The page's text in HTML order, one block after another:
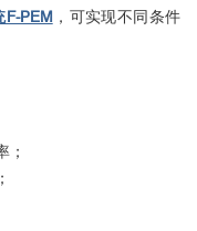
PEM ，可实现不同条件
；